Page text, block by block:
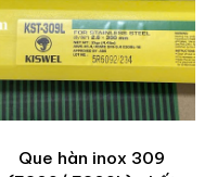
Que hàn inox 309